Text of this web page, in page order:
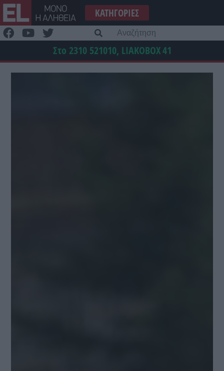
Μετάβαση
στο
περιεχόμενο
ΚΑΤΗΓΟΡΊΕΣ
Στο 2310 521010, LIAKOBOX41